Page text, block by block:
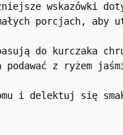
wskazówki
porcjach, aby
do kurczaka
podawać z ryżem
i delektuj się